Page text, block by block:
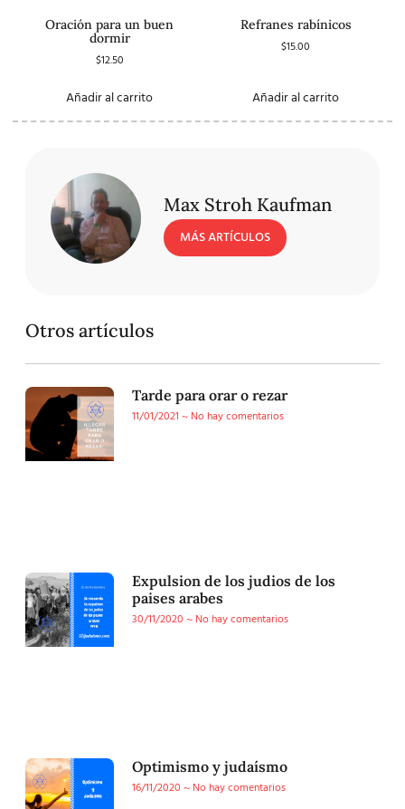
Oración para un buen
dormir
$12.50
Añadir al carrito
Refranes rabínicos
$15.00
Añadir al carrito
Max Stroh Kaufman
MÁS ARTÍCULOS
Otros artículos
Tarde para orar o rezar
11/01/2021
No hay comentarios
Expulsion de los judios de los
paises arabes
30/11/2020
No hay comentarios
Optimismo y judaísmo
16/11/2020
No hay comentarios